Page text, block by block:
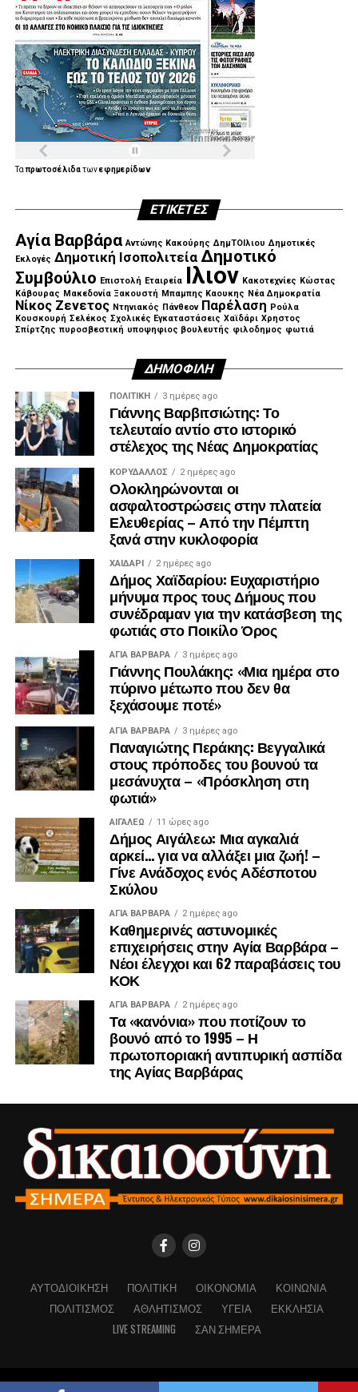
Ταπρωτοσέλιδατωνεφημερίδων
ΕΤΙΚΈΤΕΣ
Αγία Βαρβάρα Αντώνης Κακούρης ΔημΤΟΙλιου Δημοτικές
Εκλογές Δημοτική Ισοπολιτεία Δημοτικό
Συμβούλιο Επιστολή Εταιρεία Ιλιον Κακοτεχνίες Κώστας
Κάβουρας Μακεδονία Ξακουστή Μπαμπης Καουκης Νέα Δημοκρατία
Νίκος Ζενετος Ντηνιακός Πάνθεον Παρέλαση Ρούλα
Κουσκουρή Σελέκος Σχολικές Εγκαταστάσεις Χαϊδάρι Χρηστος
Σπίρτζης πυροσβεστική υποψηφιος βουλευτής φιλοδημος φωτιά
ΔΗΜΟΦΙΛΉ
ΠΟΛΙΤΙΚΉ 3 ημέρες ago
Γιάννης Βαρβιτσιώτης: Το
τελευταίο αντίο στο ιστορικό
στέλεχος της Νέας Δημοκρατίας
ΚΟΡΥΔΑΛΛΟΣ 2 ημέρες ago
Ολοκληρώνονται οι
ασφαλτοστρώσεις στην πλατεία
Ελευθερίας – Από την Πέμπτη
ξανά στην κυκλοφορία
ΧΑΪΔΑΡΙ 2 ημέρες ago
Δήμος Χαϊδαρίου: Ευχαριστήριο
μήνυμα προς τους Δήμους που
συνέδραμαν για την κατάσβεση της
φωτιάς στο Ποικίλο Όρος
ΑΓΙΑ ΒΑΡΒΑΡΑ 3 ημέρες ago
Γιάννης Πουλάκης: «Μια ημέρα στο
πύρινο μέτωπο που δεν θα
ξεχάσουμε ποτέ»
ΑΓΙΑ ΒΑΡΒΑΡΑ 3 ημέρες ago
Παναγιώτης Περάκης: Βεγγαλικά
στους πρόποδες του βουνού τα
μεσάνυχτα – «Πρόσκληση στη
φωτιά»
ΑΙΓΑΛΕΩ 11 ώρες ago
Δήμος Αιγάλεω: Μια αγκαλιά
αρκεί… για να αλλάξει μια ζωή! –
Γίνε Ανάδοχος ενός Αδέσποτου
Σκύλου
ΑΓΙΑ ΒΑΡΒΑΡΑ 2 ημέρες ago
Καθημερινές αστυνομικές
επιχειρήσεις στην Αγία Βαρβάρα –
Νέοι έλεγχοι και 62 παραβάσεις του
ΚΟΚ
ΑΓΙΑ ΒΑΡΒΑΡΑ 2 ημέρες ago
Τα «κανόνια» που ποτίζουν το
βουνό από το 1995 – Η
πρωτοποριακή αντιπυρική ασπίδα
της Αγίας Βαρβάρας
ΑΥΤΟΔΙΟΊΚΗΣΗ ΠΟΛΙΤΙΚΉ ΟΙΚΟΝΟΜΊΑ
ΚΟΙΝΩΝΊΑ
ΠΟΛΙΤΙΣΜΌΣ
ΑΘΛΗΤΙΣΜΌΣ ΥΓΕΊΑ
ΕΚΚΛΗΣΊΑ
LIVE STREAMING
ΣΑΝ ΣΉΜΕΡΑ